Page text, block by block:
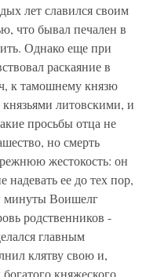
лет славился своим
что бывал печален в
Однако еще при
раскаяние в
к тамошнему князю
литовскими, и
просьбы отца не
но смерть
жестокость: он
надевать ее до тех пор,
минуты Воишелг
родственников -
главным
клятву свою и,
княжеского